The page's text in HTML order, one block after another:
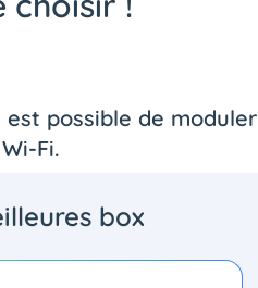
possible de moduler
Fi.
box